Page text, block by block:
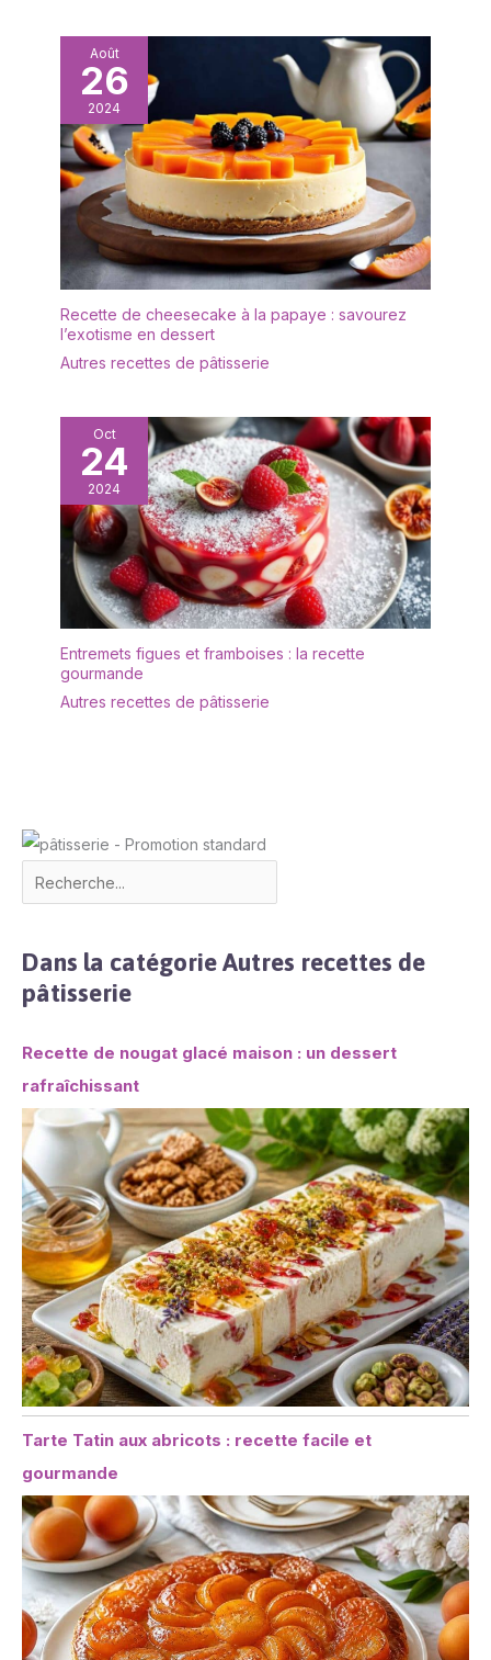
Août
26
2024
Recette de cheesecake à la papaye : savourez
l’exotisme en dessert
Autres recettes de pâtisserie
Oct
24
2024
Entremets figues et framboises : la recette
gourmande
Autres recettes de pâtisserie
Dans la catégorie Autres recettes de
pâtisserie
Recette de nougat glacé maison : un dessert
rafraîchissant
Tarte Tatin aux abricots : recette facile et
gourmande